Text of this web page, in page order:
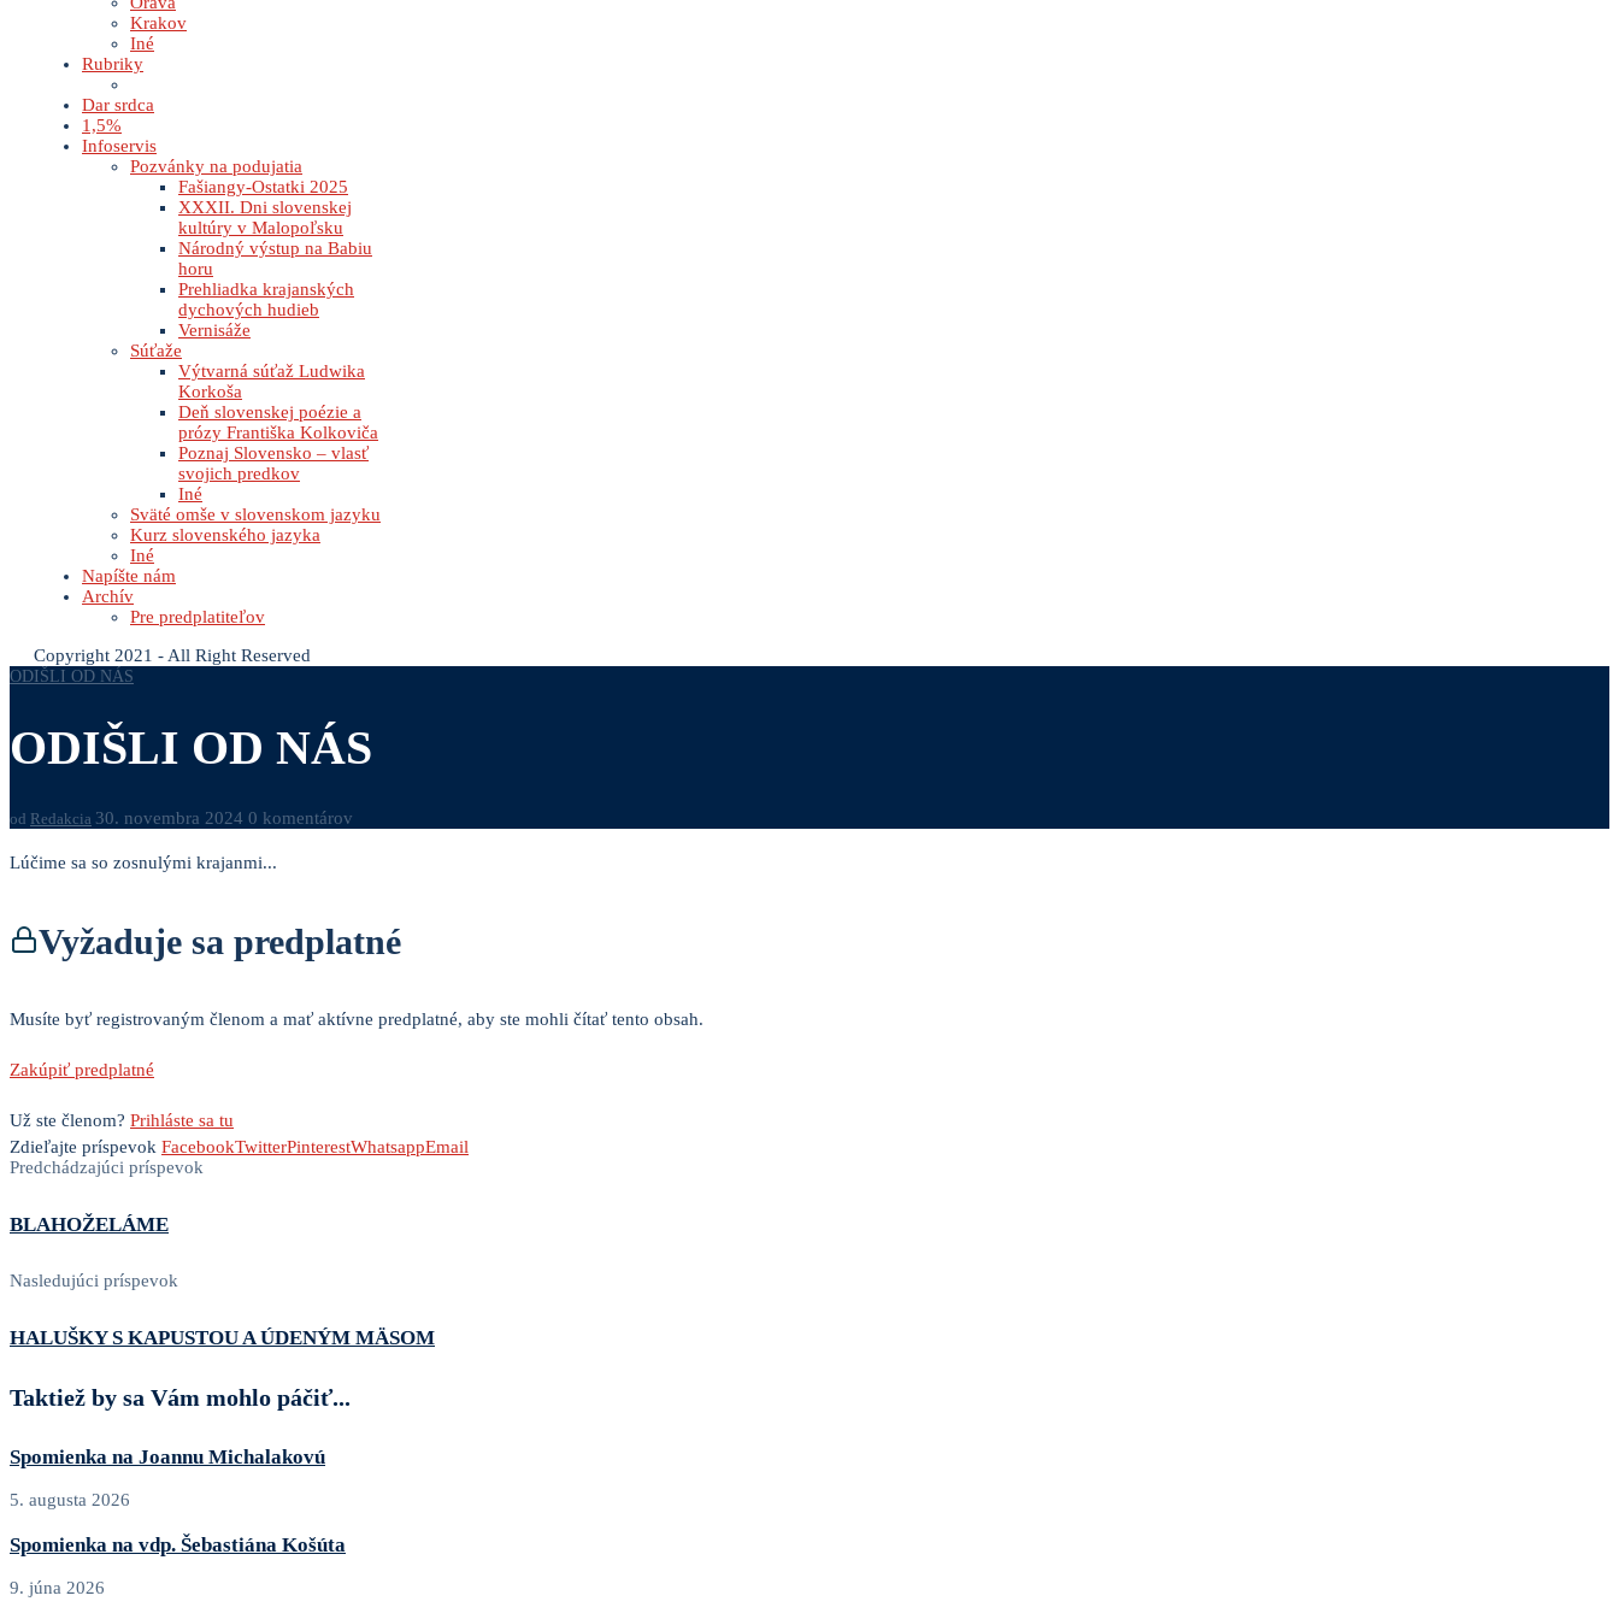
Krakov
Iné
Rubriky
Dar srdca
1,5%
Infoservis
Pozvánky na podujatia
Fašiangy-Ostatki 2025
XXXII. Dni slovenskej
kultúry v Malopoľsku
Národný výstup na Babiu
horu
Prehliadka krajanských
dychových hudieb
Vernisáže
Súťaže
Výtvarná súťaž Ludwika
Korkoša
Deň slovenskej poézie a
prózy Františka Kolkoviča
Poznaj Slovensko – vlasť
svojich predkov
Iné
Sväté omše v slovenskom jazyku
Kurz slovenského jazyka
Iné
Napíšte nám
Archív
Pre predplatiteľov
Copyright 2021 - All Right Reserved
ODIŠLI OD NÁS
ODIŠLI OD NÁS
od Redakcia 30. novembra 2024 0 komentárov
Lúčime sa so zosnulými krajanmi...
Vyžaduje sa predplatné
Musíte byť registrovaným členom a mať aktívne predplatné, aby ste mohli čítať tento obsah.
Zakúpiť predplatné
Už ste členom? Prihláste sa tu
Zdieľajte príspevok FacebookTwitterPinterestWhatsappEmail
Predchádzajúci príspevok
BLAHOŽELÁME
Nasledujúci príspevok
HALUŠKY S KAPUSTOU A ÚDENÝM MÄSOM
Taktiež by sa Vám mohlo páčiť...
Spomienka na Joannu Michalakovú
5. augusta 2026
Spomienka na vdp. Šebastiána Košúta
9. júna 2026